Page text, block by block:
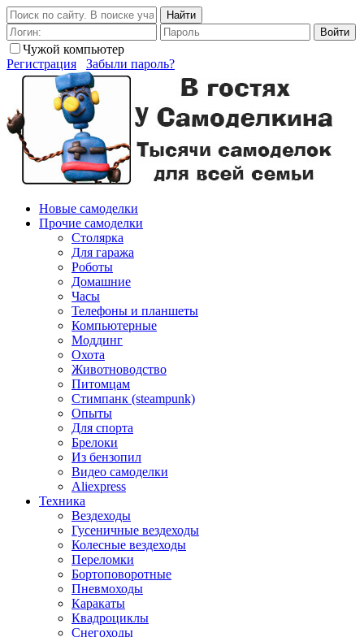
Найти
Войти
Чужой компьютер
Регистрация
Забыли пароль?
Новые самоделки
Прочие самоделки
Столярка
Для гаража
Роботы
Домашние
Часы
Телефоны и планшеты
Компьютерные
Моддинг
Охота
Животноводство
Питомцам
Стимпанк (steampunk)
Опыты
Для спорта
Брелоки
Из бензопил
Видео самоделки
Aliexpress
Техника
Вездеходы
Гусеничные вездеходы
Колесные вездеходы
Переломки
Бортоповоротные
Пневмоходы
Каракаты
Квадроциклы
Снегоходы